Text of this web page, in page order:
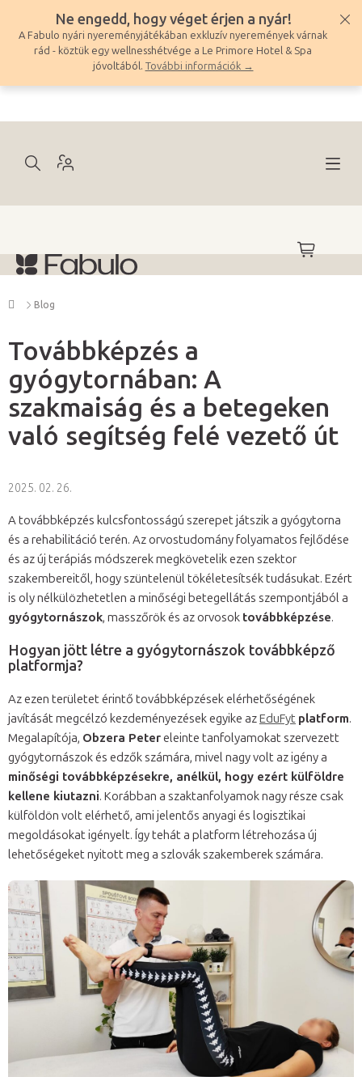
tartalomhoz
Ne engedd, hogy véget érjen a nyár!
A Fabulo nyári nyereményjátékában exkluzív nyeremények várnak
rád - köztük egy wellnesshétvége a Le Primore Hotel & Spa
jóvoltából. További információk →
KOSÁR
Kezdőlap
Blog
Továbbképzés a
gyógytornában: A
szakmaiság és a betegeken
való segítség felé vezető út
2025. 02. 26.
A továbbképzés kulcsfontosságú szerepet játszik a gyógytorna
és a rehabilitáció terén. Az orvostudomány folyamatos fejlődése
és az új terápiás módszerek megkövetelik ezen szektor
szakembereitől, hogy szüntelenül tökéletesítsék tudásukat. Ezért
is oly nélkülözhetetlen a minőségi betegellátás szempontjából a
gyógytornászok, masszőrök és az orvosok továbbképzése.
Hogyan jött létre a gyógytornászok továbbképző
platformja?
Az ezen területet érintő továbbképzések elérhetőségének
javítását megcélzó kezdeményezések egyike azEduFyt platform.
Megalapítója, Obzera Petereleinte tanfolyamokat szervezett
gyógytornászok és edzők számára, mivel nagy volt az igény a
minőségi továbbképzésekre, anélkül, hogy ezért külföldre
kellene kiutazni. Korábban a szaktanfolyamok nagy része csak
külföldön volt elérhető, ami jelentős anyagi és logisztikai
megoldásokat igényelt. Így tehát a platform létrehozása új
lehetőségeket nyitott meg a szlovák szakemberek számára.